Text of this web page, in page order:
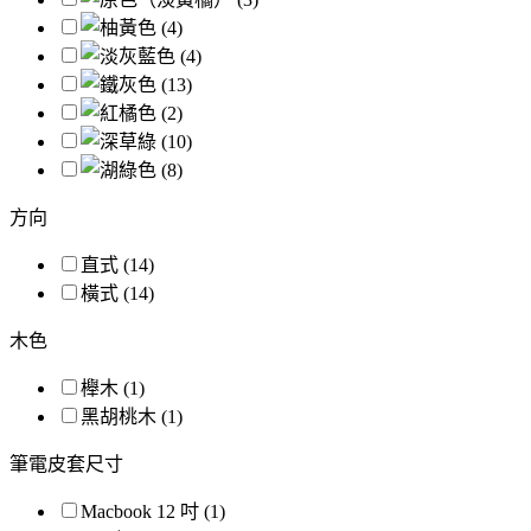
方向
直式 (14)
橫式 (14)
木色
櫸木 (1)
黑胡桃木 (1)
筆電皮套尺寸
Macbook 12 吋 (1)